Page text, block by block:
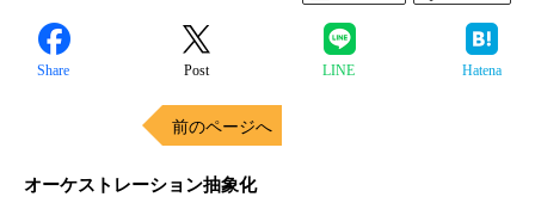
Share Post LINE Hatena
前のページへ
オーケストレーション抽象化